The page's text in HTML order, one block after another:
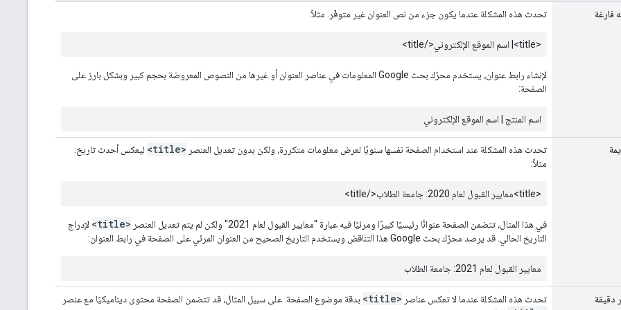
فارغة تحدث هذه المشكلة عندما يكون جزء من نص العنوان غير متوفّر. مثلاً:
<title> | اسم الموقع الإلكتروني </title>
لإنشاء رابط عنوان، يستخدم محرّك بحث Google المعلومات في عناصر العنوان أو غيرها من النصوص المعروضة بحجم كبير وبشكل بارز على
الصفحة:
اسم المنتج | اسم الموقع الإلكتروني
تحدث هذه المشكلة عند استخدام الصفحة نفسها سنويًا لعرض معلومات متكررة، ولكن بدون تعديل العنصر <title> ليعكس أحدث تاريخ.
مثلاً:
<title> معايير القبول لعام 2020: جامعة الطلاب </title>
في هذا المثال، تتضمن الصفحة عنوانًا رئيسيًا كبيرًا ومرئيًا فيه عبارة "معايير القبول لعام 2021" ولكن لم يتم تعديل العنصر <title> لإدراج
التاريخ الحالي. قد يرصد محرّك بحث Google هذا التناقض ويستخدم التاريخ الصحيح من العنوان المرئي على الصفحة في رابط العنوان:
معايير القبول لعام 2021: جامعة الطلاب
دقيقة تحدث هذه المشكلة عندما لا تعكس عناصر <title> بدقة موضوع الصفحة. على سبيل المثال، قد تتضمن الصفحة محتوى ديناميكيًا مع عنصر